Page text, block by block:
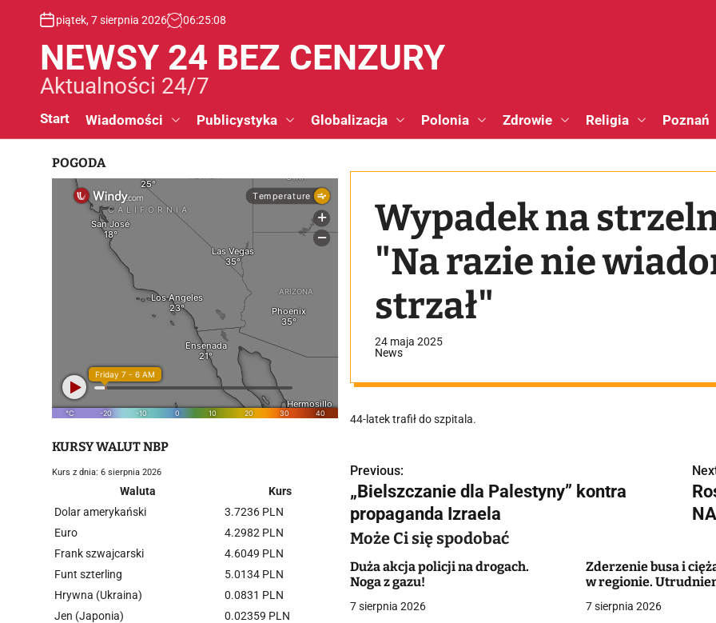
piątek, 7 sierpnia 2026 06:25:08
NEWSY 24 BEZ CENZURY
Aktualności 24/7
Start Wiadomości Publicystyka Globalizacja Polonia Zdrowie Religia Poznań
Wypadek na
"Na razie nie
strzał"
24 maja 2025
News
44-latek trafił do szpitala.
N
a
w
i
g
Previous:
„Bielszczanie dla Palestyny” kontra
propaganda Izraela
Może Ci się spodobać
Duża akcja policji na drogach.
Noga z gazu!
7 sierpnia 2026
Zderzenie busa i
w regionie.
7 sierpnia 2026
POGODA
KURSY WALUT NBP
Kurs z dnia: 6 sierpnia 2026
Waluta
Kurs
Dolar amerykański
3.7236 PLN
Euro
4.2982 PLN
Frank szwajcarski
4.6049 PLN
Funt szterling
5.0134 PLN
Hrywna (Ukraina)
0.0831 PLN
Jen (Japonia)
0.02359 PLN